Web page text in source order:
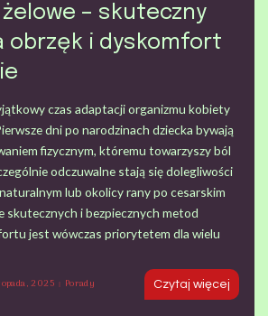
żelowe – skuteczny
obrzęk i dyskomfort
czas adaptacji organizmu kobiety
dni po narodzinach dziecka bywają
fizycznym, któremu towarzyszy ból
odczuwalne stają się dolegliwości
lub okolicy rany po cesarskim
skutecznych i bezpiecznych metod
jest wówczas priorytetem dla wielu
2025
Porady Czytaj więcej